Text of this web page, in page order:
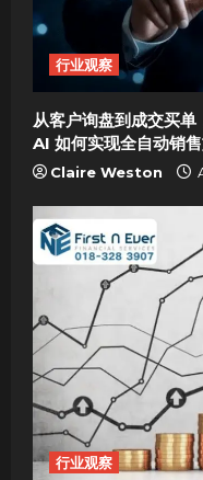
i
o
n
行业观察
从客户询盘到成交买
AI 如何实现全自动销
Claire Weston
行业观察